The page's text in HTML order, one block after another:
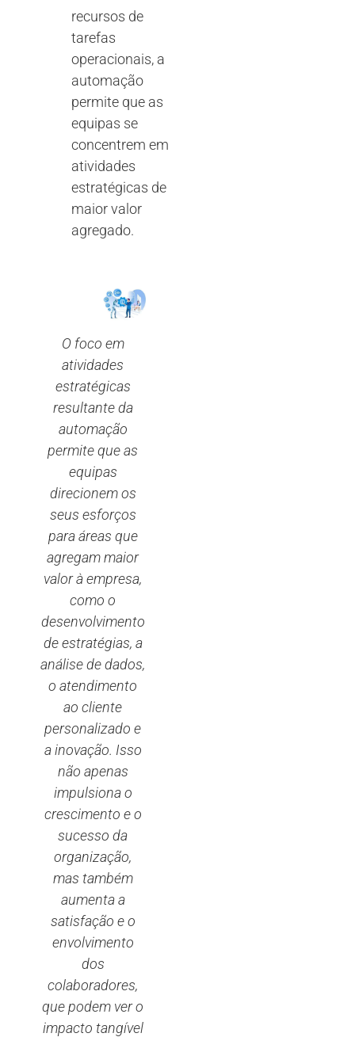
recursos de
tarefas
operacionais, a
automação
permite que as
equipas se
concentrem em
atividades
estratégicas de
maior valor
agregado.
O foco em
atividades
estratégicas
resultante da
automação
permite que as
equipas
direcionem os
seus esforços
para áreas que
agregam maior
valor à empresa,
como o
desenvolvimento
de estratégias, a
análise de dados,
o atendimento
ao cliente
personalizado e
a inovação. Isso
não apenas
impulsiona o
crescimento e o
sucesso da
organização,
mas também
aumenta a
satisfação e o
envolvimento
dos
colaboradores,
que podem ver o
impacto tangível